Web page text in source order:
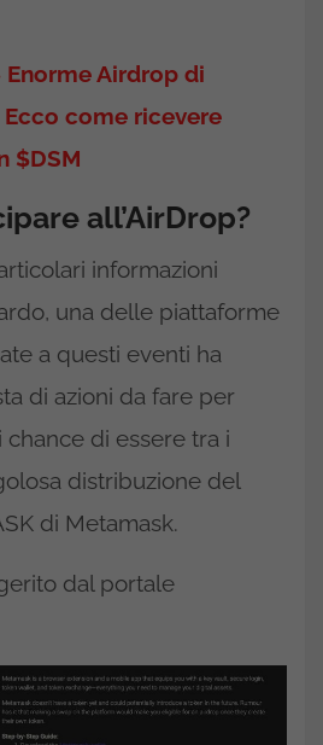
Enorme Airdrop di
Ecco come ricevere
$DSM
all’AirDrop?
informazioni
una delle piattaforme
a questi eventi ha
di azioni da fare per
di essere tra i
distribuzione del
di Metamask.
dal portale